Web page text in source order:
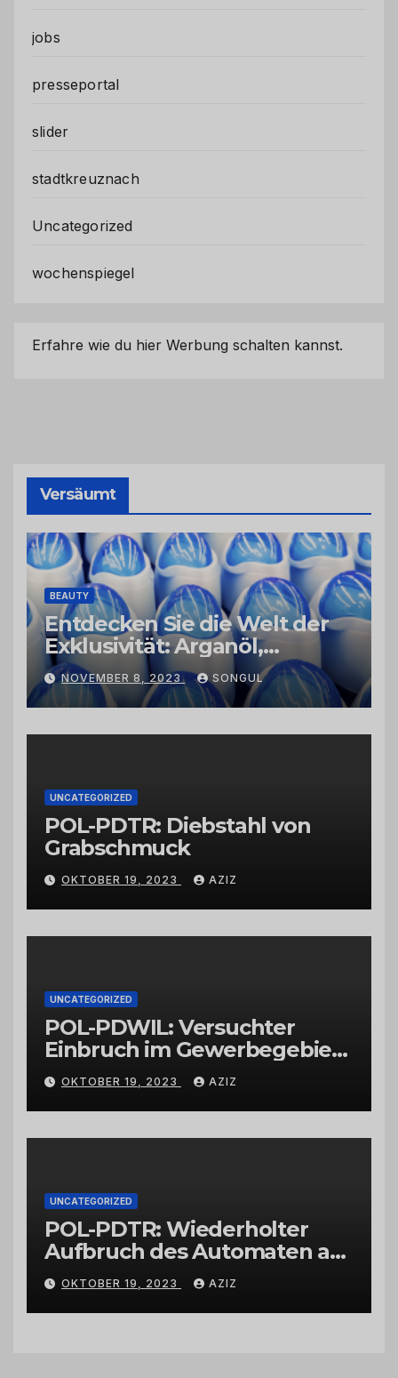
jobs
presseportal
slider
stadtkreuznach
Uncategorized
wochenspiegel
Erfahre wie du hier Werbung schalten kannst.
Versäumt
BEAUTY
Entdecken Sie die Welt der
Exklusivität: Arganöl,
Kaktusfeigenkernöl und
Schwarzkümmelöl von
vertrauenswürdigen
Großhändlern und Anbietern
NOVEMBER 8, 2023 SONGUL
UNCATEGORIZED
POL-PDTR: Diebstahl von
Grabschmuck
OKTOBER 19, 2023 AZIZ
UNCATEGORIZED
POL-PDWIL: Versuchter
Einbruch im Gewerbegebiet
Wittlich
OKTOBER 19, 2023 AZIZ
UNCATEGORIZED
POL-PDTR: Wiederholter
Aufbruch des Automaten am
Wohnmobilstellplatz in
Hermeskeil am Labachweg
OKTOBER 19, 2023 AZIZ